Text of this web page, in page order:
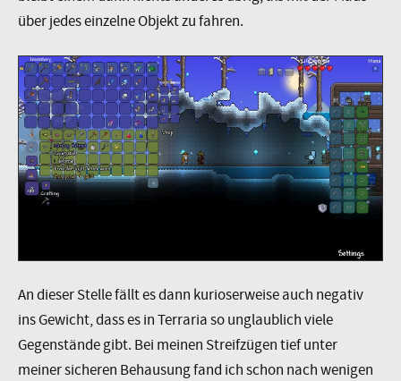
über jedes einzelne Objekt zu fahren.
An dieser Stelle fällt es dann kurioserweise auch negativ
ins Gewicht, dass es in Terraria so unglaublich viele
Gegenstände gibt. Bei meinen Streifzügen tief unter
meiner sicheren Behausung fand ich schon nach wenigen